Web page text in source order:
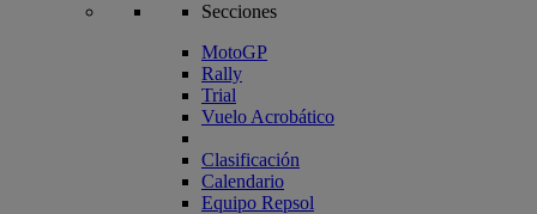
Secciones
MotoGP
Rally
Trial
Vuelo Acrobático
Clasificación
Calendario
Equipo Repsol